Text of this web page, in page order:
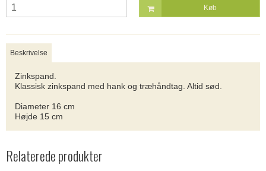
Køb
Beskrivelse
Zinkspand.
Klassisk zinkspand med hank og træhåndtag. Altid sød.
Diameter 16 cm
Højde 15 cm
Relaterede produkter